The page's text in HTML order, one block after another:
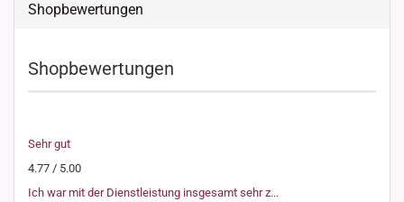
Shopbewertungen
Shopbewertungen
Sehr gut
4.77 / 5.00
Ich war mit der Dienstleistung insgesamt sehr z...